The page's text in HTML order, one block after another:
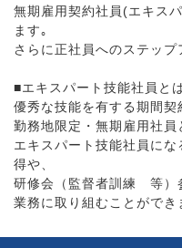
無期雇用契約社員(エキス
ます｡
さらに正社員へのステップ
■エキスパート技能社員とは
優秀な技能を有する期間契
勤務地限定・無期雇用社員
エキスパート技能社員に
得や、
研修会（監督者訓練 等）
業務に取り組むことができ